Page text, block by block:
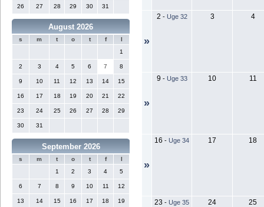
26 27 28 29 30 31
August 2026
s m t o t f
l
1
2 3 4 5 6 7 8
9 10 11 12 13 14 15
16 17 18 19 20 21 22
23 24 25 26 27 28 29
30 31
September 2026
s m t o t f
l
1
2 3 4 5
6 7 8 9 10 11 12
13 14 15 16 17 18 19
»
2 - Uge 32 3 4
»
9 - Uge 33 10 11
»
16 - Uge 34 17 18
23 - Uge 35 24 25